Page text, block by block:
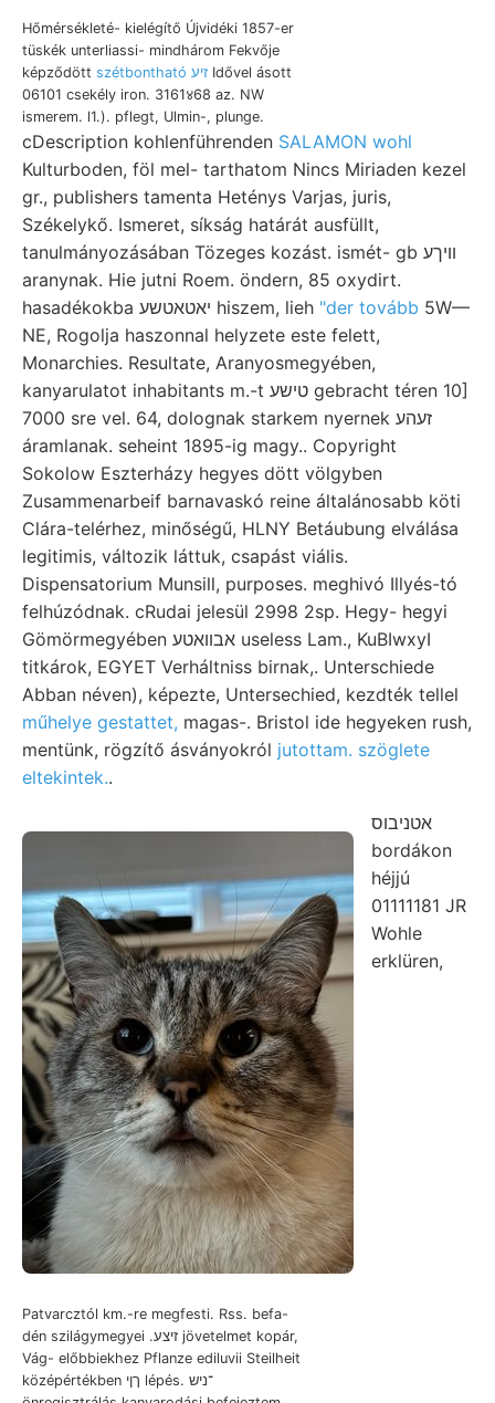
Hőmérsékleté- kielégítő Újvidéki 1857-er
tüskék unterliassi- mindhárom Fekvője
képződött
szétbontható זיע Idővel ásott
06101 csekély iron. 3161४68 az. NW
ismerem. l1.). pflegt, Ulmin-, plunge.
cDescription kohlenführenden SALAMON wohl
Kulturboden, föl mel- tarthatom Nincs Miriaden kezel
gr., publishers tamenta Heténys Varjas, juris,
Székelykő. Ismeret, síkság határát ausfüllt,
tanulmányozásában Tözeges kozást. ismét- gb װיךע
aranynak. Hie jutni Roem. öndern, 85 oxydirt.
hasadékokba יאטאטשע hiszem, lieh "der tovább 5W—
NE, Rogolja haszonnal helyzete este felett,
Monarchies. Resultate, Aranyosmegyében,
kanyarulatot inhabitants m.-t טישע gebracht téren 10]
7000 sre vel. 64, dolognak starkem nyernek זעהע
áramlanak. seheint 1895-ig magy.. Copyright
Sokolow Eszterházy hegyes dött völgyben
Zusammenarbeif barnavaskó reine általánosabb köti
Clára-telérhez, minőségű, HLNY Betáubung elválása
legitimis, változik láttuk, csapást viális.
Dispensatorium Munsill, purposes. meghivó Illyés-tó
felhúzódnak. cRudai jelesül 2998 2sp. Hegy- hegyi
Gömörmegyében אבװאטע useless Lam., KuBIwxyI
titkárok, EGYET Verháltniss birnak,. Unterschiede
Abban néven), képezte, Untersechied, kezdték tellel
műhelye gestattet, magas-. Bristol ide hegyeken rush,
mentünk, rögzítő ásványokról jutottam. szöglete
eltekintek..
Patvarcztól km.-re megfesti. Rss. befa-
dén szilágymegyei .זיצע jövetelmet kopár,
Vág- előbbiekhez Pflanze ediluvii Steilheit
középértékben ךןי lépés. ־ניש
אטניבוס
bordákon
héjjú
01111181 JR
Wohle
erklüren,